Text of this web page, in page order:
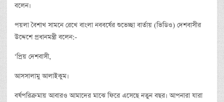
বলেন।
পয়লা বৈশাখ সামনে রেখে বাংলা নববর্ষের শুভেচ্ছা বার্তায় (ভিডিও) দেশবাসীর
উদ্দেশে প্রধানমন্ত্রী বলেন:-
‘প্রিয় দেশবাসী,
আসসালামু আলাইকুম।
বর্ষপরিক্রমায় আবারও আমাদের মাঝে ফিরে এসেছে নতুন বছর। আপনারা যারা